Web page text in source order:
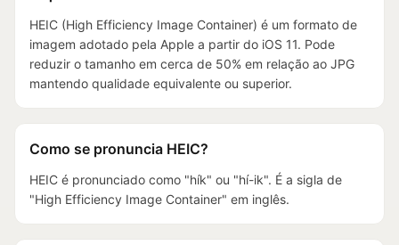
HEIC (High Efficiency Image Container) é um formato de
imagem adotado pela Apple a partir do iOS 11. Pode
reduzir o tamanho em cerca de 50% em relação ao JPG
mantendo qualidade equivalente ou superior.
Como se pronuncia HEIC?
HEIC é pronunciado como "hík" ou "hí-ik". É a sigla de
"High Efficiency Image Container" em inglês.